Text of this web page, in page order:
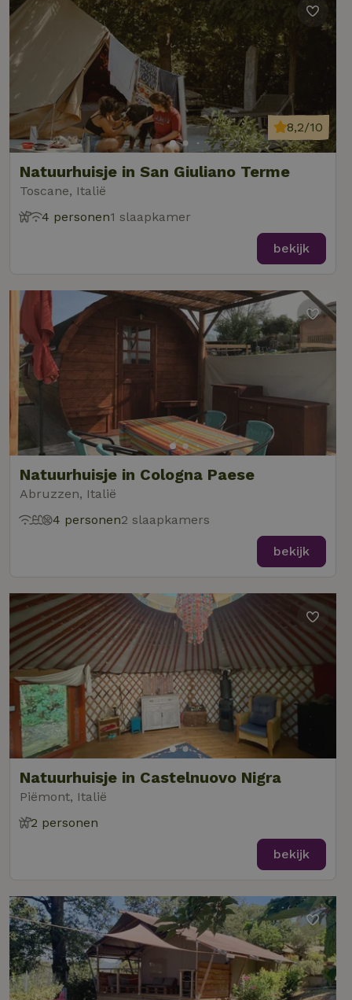
Natuurhuisje in San Giuliano Terme
Toscane, Italië
8,2/10
4 personen1 slaapkamer
bekijk
Natuurhuisje in Cologna Paese
Abruzzen, Italië
4 personen2 slaapkamers
bekijk
Natuurhuisje in Castelnuovo Nigra
Piëmont, Italië
2 personen
bekijk